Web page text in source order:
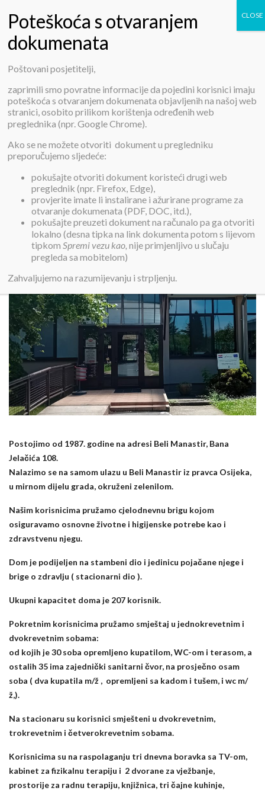
O nama
O nama
Dom za starije i nemoćne osobe Beli Manastir
Postojimo od 1987. godine na adresi Beli Manastir, Bana
Jelačića 108.
Nalazimo se na samom ulazu u Beli Manastir iz pravca Osijeka,
u mirnom dijelu grada, okruženi zelenilom.
Našim korisnicima pružamo cjelodnevnu brigu kojom
osiguravamo osnovne životne i higijenske potrebe kao i
zdravstvenu njegu.
Dom je podijeljen na stambeni dio i jedinicu pojačane njege i
brige o zdravlju ( stacionarni dio ).
Ukupni kapacitet doma je 207 korisnik.
Pokretnim korisnicima pružamo smještaj u jednokrevetnim i
dvokrevetnim sobama:
od kojih je 30 soba opremljeno kupatilom, WC-om i terasom, a
ostalih 35 ima zajednički sanitarni čvor, na prosječno osam
soba ( dva kupatila m/ž , opremljeni sa kadom i tušem, i wc m/
ž,).
Na stacionaru su korisnici smješteni u dvokrevetnim,
trokrevetnim i četverokrevetnim sobama.
Korisnicima su na raspolaganju tri dnevna boravka sa TV-om,
kabinet za fizikalnu terapiju i 2 dvorane za vježbanje,
prostorije za radnu terapiju, knjižnica, tri čajne kuhinje,
Poštovani posjetitelji,
zaprimili smo povratne informacije da pojedini korisnici imaju
poteškoća s otvaranjem dokumenata objavljenih na našoj web
stranici, osobito prilikom korištenja određenih web
preglednika (npr. Google Chrome).
Ako se ne možete otvoriti dokument u pregledniku
preporučujemo sljedeće:
pokušajte otvoriti dokument koristeći drugi web
preglednik (npr. Firefox, Edge),
provjerite imate li instalirane i ažurirane programe za
otvaranje dokumenata (PDF, DOC, itd.),
pokušajte preuzeti dokument na računalo pa ga otvoriti
lokalno (desna tipka na link dokumenta potom s lijevom
tipkomSpremi vezu kao,nije primjenljivo u slučaju
pregleda sa mobitelom)
Zahvaljujemo na razumijevanju i strpljenju.